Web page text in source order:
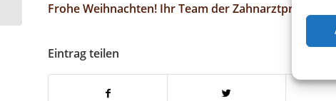
Frohe Weihnachten! Ihr Team der Zahnarztpraxis
Eintrag teilen